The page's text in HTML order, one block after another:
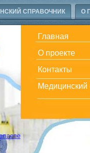
СПРАВОЧНИК О
Главная
О проекте
Контакты
Медицинский